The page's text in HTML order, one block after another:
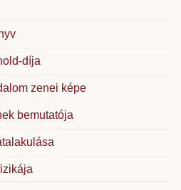
díja
zenei képe
bemutatója